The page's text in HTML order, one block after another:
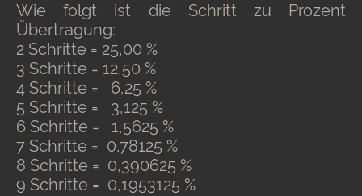
Wie folgt ist die Schritt zu Prozent
Übertragung:
2 Schritte = 25,00 %
3 Schritte = 12,50 %
4 Schritte = 6,25 %
5 Schritte = 3,125 %
6 Schritte = 1,5625 %
7 Schritte = 0,78125 %
8 Schritte = 0,390625 %
9 Schritte = 0,1953125 %